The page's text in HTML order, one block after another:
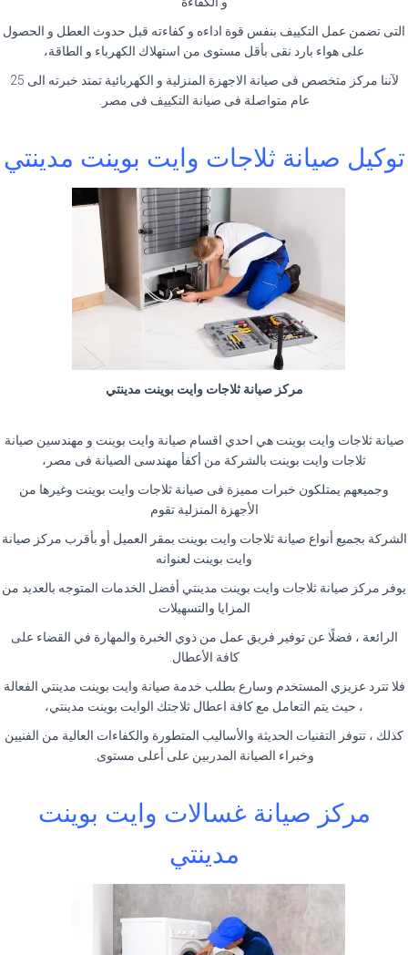
التى تضمن عمل التكييف بنفس قوة اداءه و كفاءته قبل حدوث العطل و الحصول
على هواء بارد نقى بأقل مستوى من استهلاك الكهرباء و الطاقة،
لآننا مركز متخصص فى صيانة الاجهزة المنزلية و الكهربائية تمتد خبرته الى 25
عام متواصلة فى صيانة التكييف فى مصر.
توكيل صيانة ثلاجات وايت بوينت مدينتي
مركز صيانة ثلاجات وايت بوينت مدينتي
صيانة ثلاجات وايت بوينت هي احدي اقسام صيانة وايت بوينت و مهندسين صيانة
ثلاجات وايت بوينت بالشركة من أكفأ مهندسى الصيانة فى مصر،
وجميعهم يمتلكون خبرات مميزة فى صيانة ثلاجات وايت بوينت وغيرها من
الأجهزة المنزلية تقوم
الشركة بجميع أنواع صيانة ثلاجات وايت بوينت بمقر العميل أو بأقرب مركز صيانة
وايت بوينت لعنوانه
يوفر مركز صيانة ثلاجات وايت بوينت مدينتي أفضل الخدمات المتوجه بالعديد من
المزايا والتسهيلات
الرائعة ، فضلًا عن توفير فريق عمل من ذوي الخبرة والمهارة في القضاء على
كافة الأعطال.
فلا تترد عزيزي المستخدم وسارع بطلب خدمة صيانة وايت بوينت مدينتي الفعالة
، حيث يتم التعامل مع كافة اعطال ثلاجتك الوايت بوينت مدينتي،
كذلك ، تتوفر التقنيات الحديثة والأساليب المتطورة والكفاءات العالية من الفنيين
وخبراء الصيانة المدربين على أعلى مستوى.
مركز صيانة غسالات وايت بوينت
مدينتي